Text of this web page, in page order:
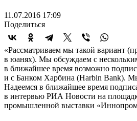
11.07.2016 17:09
Поделиться
«Рассматриваем мы такой вариант
в юанях). Мы обсуждаем с
в ближайшее время возможно
и с Банком Харбина (Harbin Bank).
Надеемся в ближайшее время
в интервью РИА Новости на
промышленной выставки